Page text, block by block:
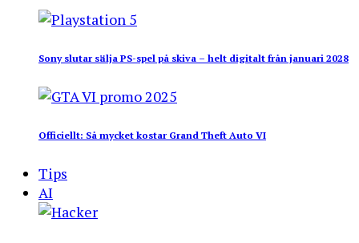
Sony slutar sälja PS-spel på skiva – helt digitalt från januari 2028
Officiellt: Så mycket kostar Grand Theft Auto VI
Tips
AI